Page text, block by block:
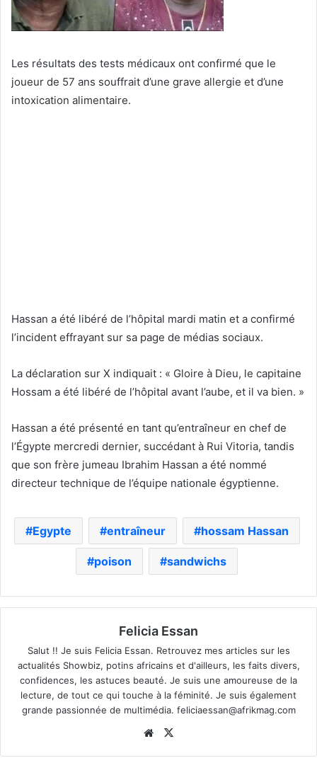
Les résultats des tests médicaux ont confirmé que le
joueur de 57 ans souffrait d’une grave allergie et d’une
intoxication alimentaire.
Hassan a été libéré de l’hôpital mardi matin et a confirmé
l’incident effrayant sur sa page de médias sociaux.
La déclaration sur X indiquait : « Gloire à Dieu, le capitaine
Hossam a été libéré de l’hôpital avant l’aube, et il va bien. »
Hassan a été présenté en tant qu’entraîneur en chef de
l’Égypte mercredi dernier, succédant à Rui Vitoria, tandis
que son frère jumeau Ibrahim Hassan a été nommé
directeur technique de l’équipe nationale égyptienne.
Egypte entraîneur hossam Hassan
poison sandwichs
Felicia Essan
Salut !! Je suis Felicia Essan. Retrouvez mes articles sur les
actualités Showbiz, potins africains et d'ailleurs, les faits divers,
confidences, les astuces beauté. Je suis une amoureuse de la
lecture, de tout ce qui touche à la féminité. Je suis également
grande passionnée de multimédia. feliciaessan@afrikmag.com
Website